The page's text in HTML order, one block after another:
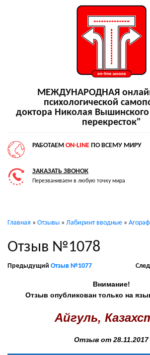
МЕЖДУНАРОДНАЯ
психологической
доктора Николая
перекресток"
РАБОТАЕМ ON-LINE ПО ВСЕМУ МИРУ
ЗАКАЗАТЬ ЗВОНОК
Перезваниваем в любую точку мира
Главная » Отзывы » Лабиринт вводные »
Отзыв №1078
Предыдущий Отзыв №1077
Внимание!
Отзыв опубликован только на
Айгуль,
Отзыв от 28.11.2017